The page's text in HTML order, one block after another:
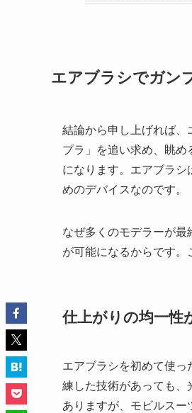
エアブラシでガン
結論から申し上げれば、
プラ」を追い求め、眺め
になります。エアブラ
めのデバイスなのです。
なぜ多くのモデラーが
が可能になるからです。
仕上がりの均一性
エアブラシを初めて使
練した技術があっても、
ありますが、モビルス